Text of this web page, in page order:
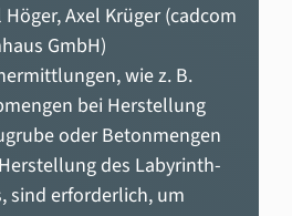
Höger, Axel Krüger (cadcom
GmbH)
wie z. B.
bei Herstellung
oder Betonmengen
des Labyrinth-
sind erforderlich, um